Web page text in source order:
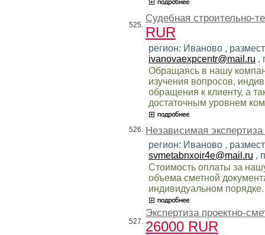
525.
Судебная строительно-
RUR
регион: Иваново ,
ivanovaexpcentr@mail.ru ,
Обращаясь в нашу
изучения вопросов,
обращения к клиенту, а
достаточным уровнем
526. Независимая
регион: Иваново ,
svmetabnxoir4e@mail.ru ,
Стоимость оплаты за
объема сметной
индивидуальном порядке.
527.
Экспертиза проектно-
26000 RUR